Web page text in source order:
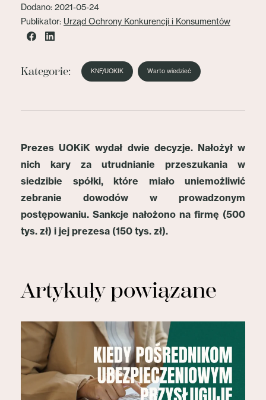
Dodano: 2021-05-24
Publikator: Urząd Ochrony Konkurencji i Konsumentów
Kategorie: KNF/UOKIK Warto wiedzieć
Prezes UOKiK wydał dwie decyzje. Nałożył w
nich kary za utrudnianie przeszukania w
siedzibie spółki, które miało uniemożliwić
zebranie dowodów w prowadzonym
postępowaniu. Sankcje nałożono na firmę (500
tys. zł) i jej prezesa (150 tys. zł).
Artykuły powiązane